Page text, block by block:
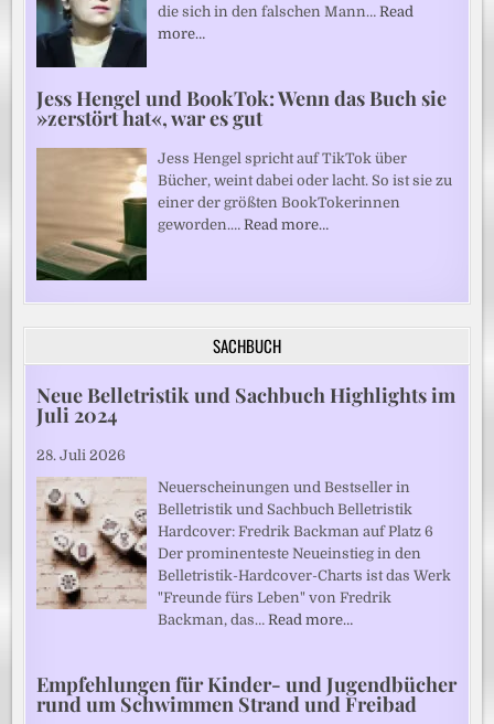
die sich in den falschen Mann…Read
more…
Jess Hengel und BookTok: Wenn das Buch sie
»zerstört hat«, war es gut
Jess Hengel spricht auf TikTok über
Bücher, weint dabei oder lacht. So ist sie zu
einer der größten BookTokerinnen
geworden.…Read more…
SACHBUCH
Neue Belletristik und Sachbuch Highlights im
Juli 2024
28. Juli 2026
Neuerscheinungen und Bestseller in
Belletristik und Sachbuch Belletristik
Hardcover: Fredrik Backman auf Platz 6
Der prominenteste Neueinstieg in den
Belletristik-Hardcover-Charts ist das Werk
"Freunde fürs Leben" von Fredrik
Backman, das…Read more…
Empfehlungen für Kinder- und Jugendbücher
rund um Schwimmen Strand und Freibad